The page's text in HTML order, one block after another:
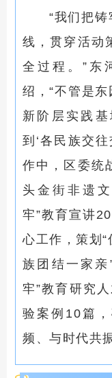
“我们把
线，贯穿活动
全过程。”东
绍，“不管是
新阶层实践
到‘各民族交
作中，区委统
头金街非遗
牢”教育宣讲
心工作，策划“
族团结一家
牢”教育研究
验案例10篇
频、与时代共